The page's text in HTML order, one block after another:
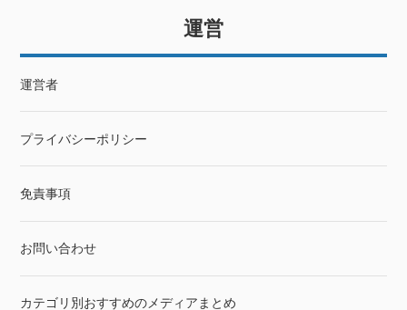
運営
運営者
プライバシーポリシー
免責事項
お問い合わせ
カテゴリ別おすすめのメディアまとめ